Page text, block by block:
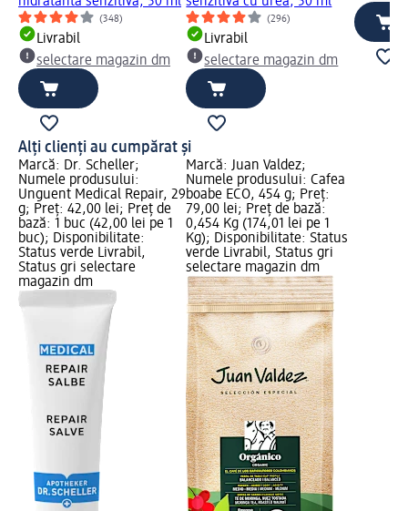
(348)
Livrabil
selectare magazin dm
(296)
Livrabil
selectare magazin dm
Alți clienți au cumpărat și
Marcă: Dr. Scheller;
Numele produsului:
Unguent Medical Repair, 29
g; Preț: 42,00 lei; Preț de
bază: 1 buc (42,00 lei pe 1
buc); Disponibilitate:
Status verde Livrabil,
Status gri selectare
magazin dm
Marcă: Juan Valdez;
Numele produsului: Cafea
boabe ECO, 454 g; Preț:
79,00 lei; Preț de bază:
0,454 Kg (174,01 lei pe 1
Kg); Disponibilitate: Status
verde Livrabil, Status gri
selectare magazin dm